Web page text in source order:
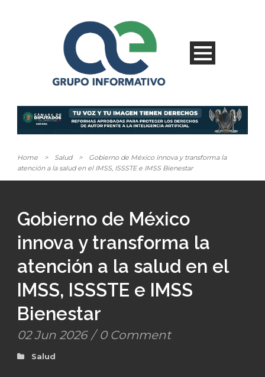
Home > Salud >
Gobierno de México innova y transforma la
atención a la salud en el IMSS, ISSSTE e IMSS Bienestar
Gobierno de México
innova y transforma la
atención a la salud en el
IMSS, ISSSTE e IMSS
Bienestar
02 Jun 2026 / 0 Comment
Salud